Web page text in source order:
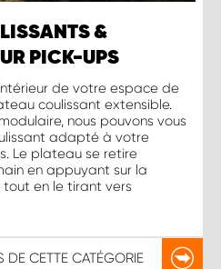
&
PICK-UPS
de votre espace de
coulissant extensible.
nous pouvons vous
adapté à votre
Le plateau se retire
en appuyant sur la
en le tirant vers
DE CETTE CATÉGORIE